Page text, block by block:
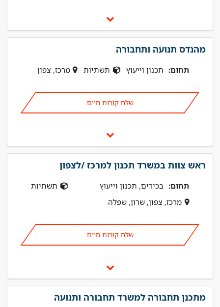
מהנדס תנועה ותחבורה
תחום: תכנון וייעוץ תשתיות מרכז, צפון
שלח קורות חיים
ראש צוות במשרד תכנון למרכז /לצפון
תחום: בכירים, תכנון וייעוץ
תשתיות
מרכז, צפון, שרון, שפלה
שלח קורות חיים
מתכנן תחבורה למשרד תחבורה ותנועה